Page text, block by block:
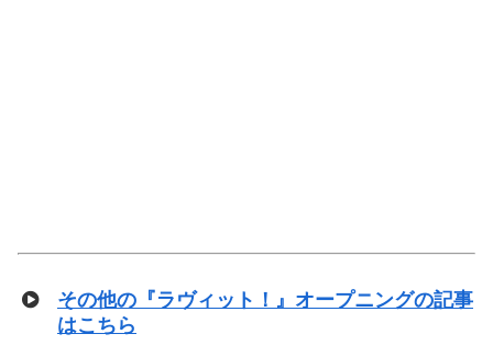
その他の『ラヴィット！』オープニングの記事
はこちら